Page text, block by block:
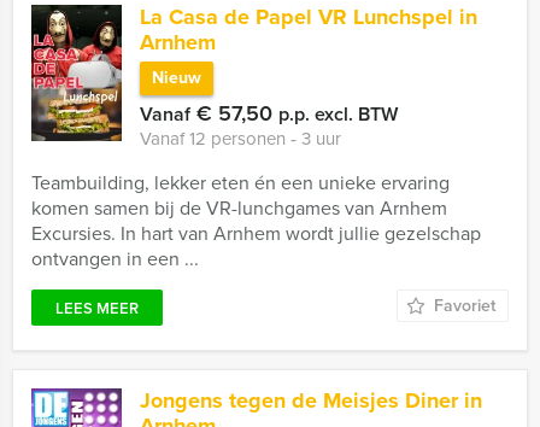
La Casa de Papel VR Lunchspel in
Arnhem
Nieuw
Vanaf€ 57,50 p.p. excl. BTW
Vanaf 12 personen ‐ 3 uur
Teambuilding, lekker eten én een unieke ervaring
komen samen bij de VR-lunchgames van Arnhem
Excursies. In hart van Arnhem wordt jullie gezelschap
ontvangen in een ...
LEES MEER Favoriet
Jongens tegen de Meisjes Diner in